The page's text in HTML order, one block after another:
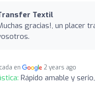
Textil
gracias!, un placer
en 2 years ago
Rápido amable y